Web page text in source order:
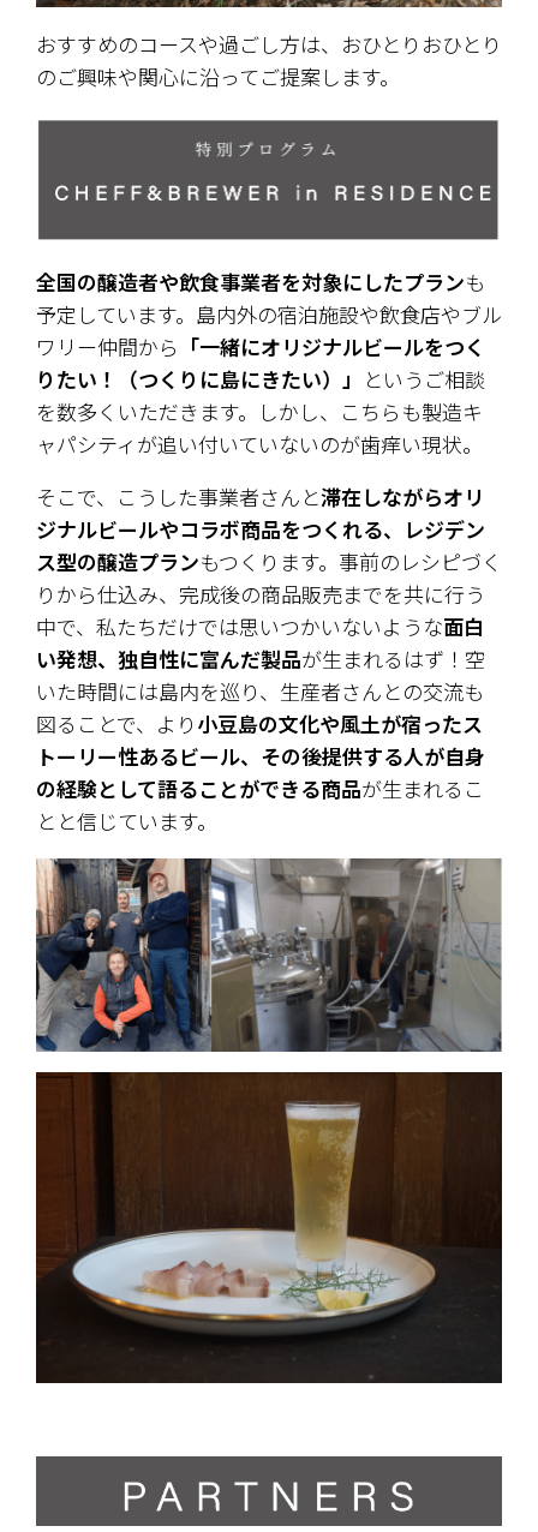
おすすめのコースや過ごし方は、おひとりおひとり
のご興味や関心に沿ってご提案します。
全国の醸造者や飲食事業者を対象にしたプランも
予定しています。島内外の宿泊施設や飲食店やブル
ワリー仲間から 「一緒にオリジナルビールをつく
りたい！（つくりに島にきたい）」 というご相談
を数多くいただきます。しかし、こちらも製造キ
ャパシティが追い付いていないのが歯痒い現状。
そこで、こうした事業者さんと滞在しながらオリ
ジナルビールやコラボ商品をつくれる、レジデン
ス型の醸造プランもつくります。事前のレシピづく
りから仕込み、完成後の商品販売までを共に行う
中で、私たちだけでは思いつかいないような面白
い発想、独自性に富んだ製品が生まれるはず！空
いた時間には島内を巡り、生産者さんとの交流も
図ることで、より 小豆島の文化や風土が宿ったス
トーリー性あるビール、その後提供する人が自身
の経験として語ることができる商品が生まれるこ
とと信じています。